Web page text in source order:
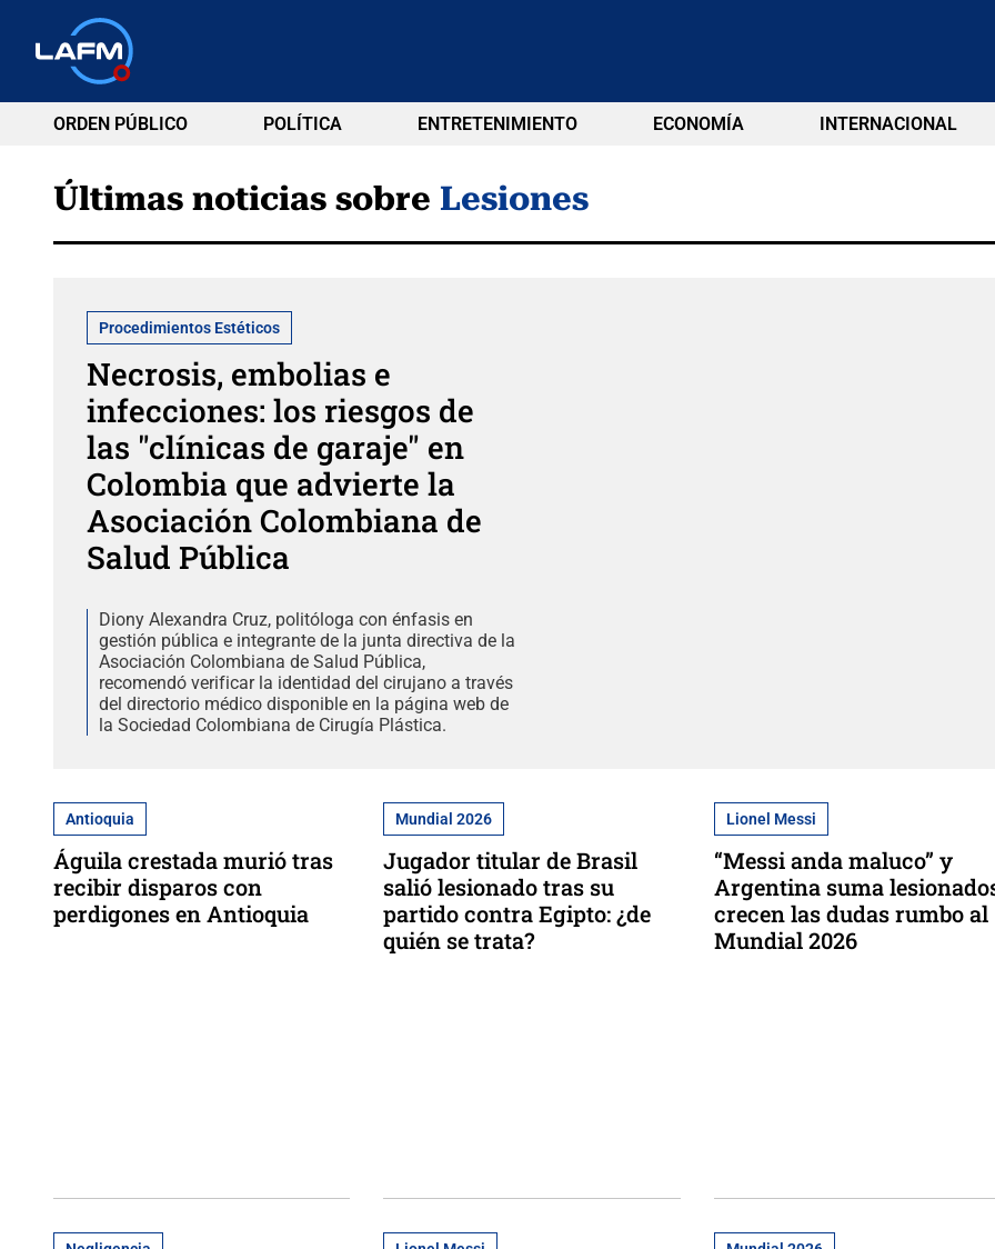
ORDEN PÚBLICO POLÍTICA ENTRETENIMIENTO ECONOMÍA INTERNACIONAL
Últimas noticias sobre Lesiones
Procedimientos Estéticos
Necrosis, embolias e
infecciones: los riesgos de
las "clínicas de garaje" en
Colombia que advierte la
Asociación Colombiana de
Salud Pública
Diony Alexandra Cruz, politóloga con énfasis en
gestión pública e integrante de la junta directiva de la
Asociación Colombiana de Salud Pública,
recomendó verificar la identidad del cirujano a través
del directorio médico disponible en la página web de
la Sociedad Colombiana de Cirugía Plástica.
Antioquia
Águila crestada murió tras
recibir disparos con
perdigones en Antioquia
Mundial 2026
Jugador titular de Brasil
salió lesionado tras su
partido contra Egipto: ¿de
quién se trata?
Lionel Messi
“Messi anda maluco” y
Argentina suma
crecen las dudas rumbo al
Mundial 2026